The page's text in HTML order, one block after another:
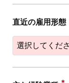
直近の雇用形態